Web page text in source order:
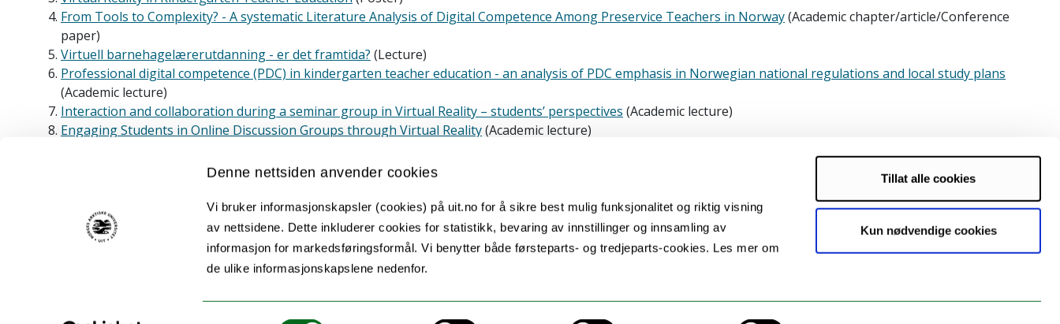
Denne nettsiden anvender cookies
Vi bruker informasjonskapsler (cookies) på uit.no for å sikre best mulig funksjonalitet og riktig visning
av nettsidene. Dette inkluderer cookies for statistikk, bevaring av innstillinger og innsamling av
informasjon for markedsføringsformål. Vi benytter både førsteparts- og tredjeparts-cookies. Les mer om
de ulike informasjonskapslene nedenfor.
Tillat alle cookies
Kun nødvendige cookies
From Tools to Complexity? - A systematic Literature Analysis of Digital Competence Among Preservice Teachers in Norway(Academic chapter/article/Conference
paper)
Virtuell barnehagelærerutdanning - er det framtida? (Lecture)
Professional digital competence (PDC) in kindergarten teacher education - an analysis of PDC emphasis in Norwegian national regulations and local study plans
(Academic lecture)
Interaction and collaboration during a seminar group in Virtual Reality – students’ perspectives (Academic lecture)
Engaging Students in Online Discussion Groups through Virtual Reality(Academic lecture)
Studenters utforskning av VR-teknologi for gruppesamtaler, og deres utvikling av digitalt agency
Digitalisering i barnehagelærerutdanninga - Forsker Grand Prix(Lecture)
Digitalt samvær som føles ekte: Kan virtuell teknologi redde utdanningen? (Feature article)
Profesjonsfaglig digital kompetanse i barnehagelærerutdanningene – oversettelser fra nasjonale styringsdokumenter til lokale studieplaner. Ctrl+C, Ctrl+V?